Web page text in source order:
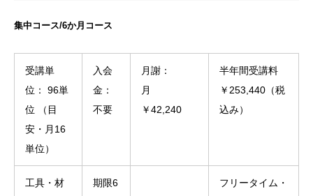
集中コース/6か月コース
受講単
位： 96単
位 （目
安・月16
単位）
入会
金：
不要
月謝：
月
￥42,240
半年間受講料
￥253,440（税
込み）
工具・材
期限6
フリータイム・